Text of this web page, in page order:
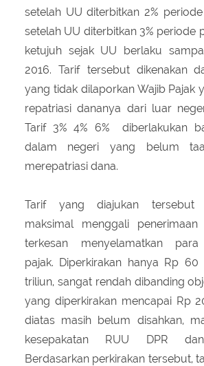
setelah UU diterbitkan 2%
setelah UU diterbitkan 3% periode
ketujuh sejak UU berlaku
2016. Tarif tersebut dikenakan
yang tidak dilaporkan Wajib Pajak
repatriasi dananya dari luar
Tarif 3% 4% 6% diberlakukan
dalam negeri yang belum
merepatriasi dana.
Tarif yang diajukan tersebut
maksimal menggali penerimaan
terkesan menyelamatkan para
pajak. Diperkirakan hanya Rp
triliun, sangat rendah dibanding
yang diperkirakan mencapai Rp
diatas masih belum disahkan,
kesepakatan RUU DPR
Berdasarkan perkirakan tersebut,